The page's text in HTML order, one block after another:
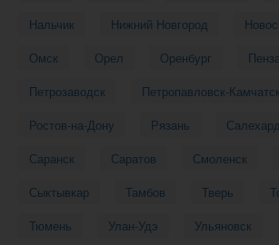
Нальчик
Нижний Новгород
Омск
Орел Оренбург
Петрозаводск
Петропавловск-
Ростов-на-Дону
Рязань Салехард
Саранск
Саратов Смоленск
Сыктывкар
Тамбов Тверь
Тюмень
Улан-Удэ Ульяновск